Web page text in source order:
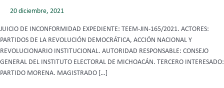
20 diciembre, 2021
JUICIO DE INCONFORMIDAD EXPEDIENTE: TEEM-JIN-165/2021. ACTORES:
PARTIDOS DE LA REVOLUCIÓN DEMOCRÁTICA, ACCIÓN NACIONAL Y
REVOLUCIONARIO INSTITUCIONAL. AUTORIDAD RESPONSABLE: CONSEJO
GENERAL DEL INSTITUTO ELECTORAL DE MICHOACÁN. TERCERO INTERESADO:
PARTIDO MORENA. MAGISTRADO […]
“MADRE”